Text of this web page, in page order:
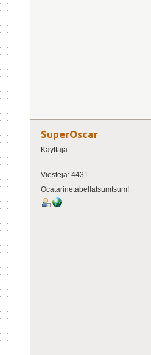
SuperOscar
Käyttäjä
Viestejä: 4431
Ocatarinetabellatsumtsum!